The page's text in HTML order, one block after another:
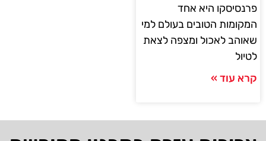
פרנסיסקו היא אחד
המקומות הטובים בעולם למי
שאוהב לאכול ומצפה לצאת
לטיול
קרא עוד »